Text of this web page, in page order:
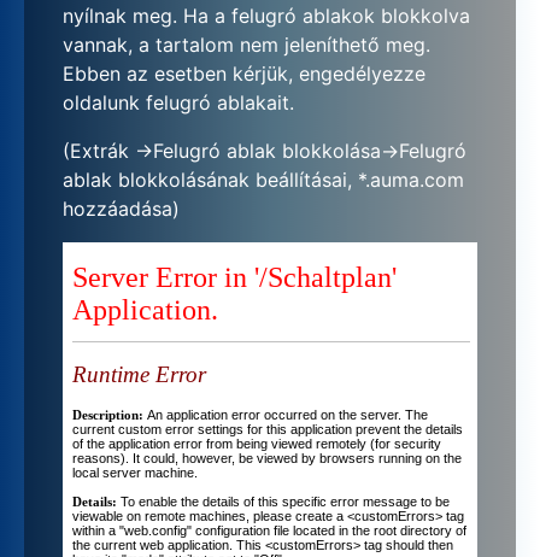
nyílnak meg. Ha a felugró ablakok blokkolva
vannak, a tartalom nem jeleníthető meg.
Ebben az esetben kérjük, engedélyezze
oldalunk felugró ablakait.
(Extrák ->Felugró ablak blokkolása->Felugró
ablak blokkolásának beállításai, *.auma.com
hozzáadása)